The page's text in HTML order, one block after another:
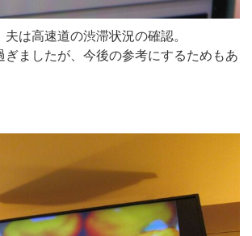
は高速道の渋滞状況の確認。
ぎましたが、今後の参考にするためもあ